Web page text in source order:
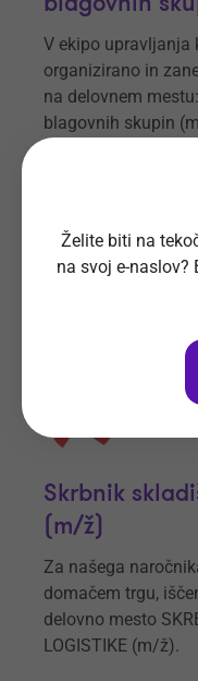
V ekipo upravljanja
organizirano in
na delovnem
blagovnih skupin
20.
Skrbnik
(m/ž)
Za našega
domačem trgu,
delovno mesto
LOGISTIKE (m/ž).